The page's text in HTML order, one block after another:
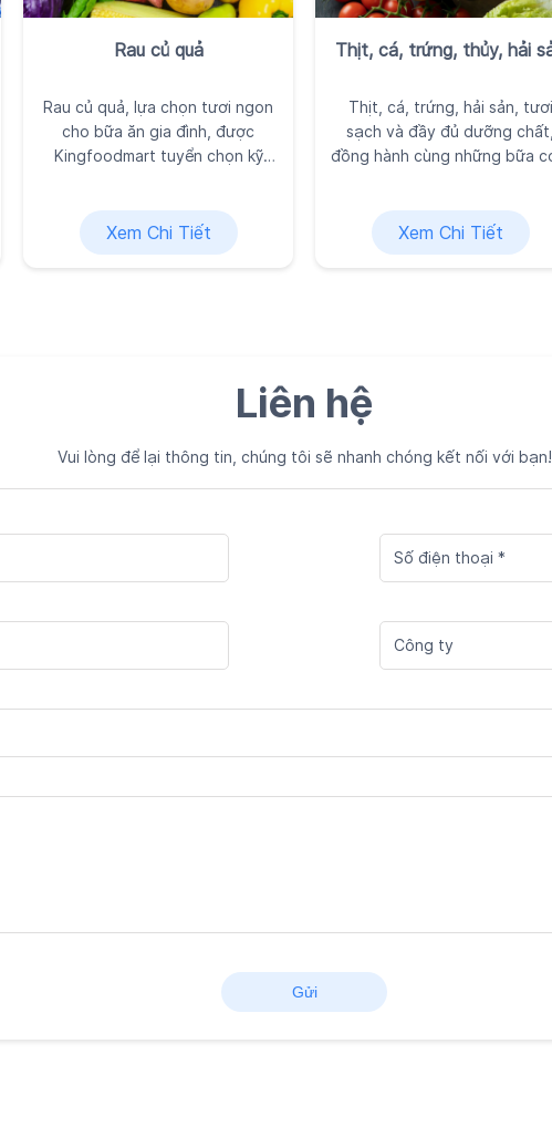
Rau củ quả
Rau củ quả, lựa chọn tươi ngon
cho bữa ăn gia đình, được
Kingfoodmart tuyển chọn kỹ
Xem Chi Tiết
Thịt, cá, trứng, thủy, hải
Thịt, cá, trứng, hải sản, tươi
sạch và đầy đủ dưỡng chất,
đồng hành cùng những bữa
Xem Chi Tiết
Liên hệ
Vui lòng để lại thông tin, chúng tôi sẽ nhanh chóng kết nối với bạn!